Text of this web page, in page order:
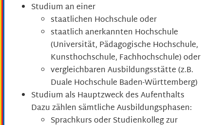
Studium an einer
staatlichen Hochschule oder
staatlich anerkannten Hochschule
(Universität, Pädagogische Hochschule,
Kunsthochschule, Fachhochschule)oder
vergleichbaren Ausbildungsstätte (z.B.
Duale Hochschule Baden-Württemberg)
Studium als Hauptzweck des Aufenthalts
Dazu zählen sämtliche Ausbildungsphasen:
Sprachkurs oder Studienkolleg zur